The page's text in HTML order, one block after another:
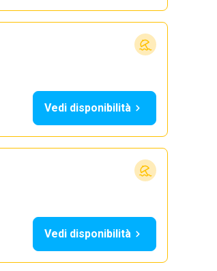
Vedi disponibilità
Vedi disponibilità